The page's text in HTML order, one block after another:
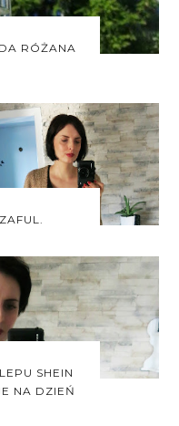
RÓŻANA
SHEIN
NA DZIEŃ